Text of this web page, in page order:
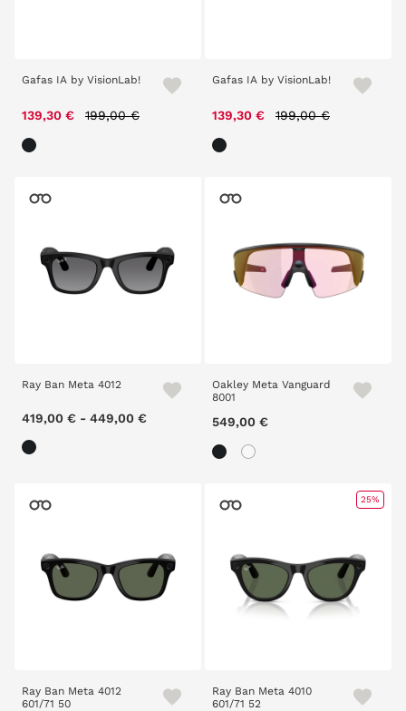
Gafas IA by VisionLab!
139,30 € Price reduced from
199,00 €
Gafas IA by VisionLab!
139,30 € Price reduced from
199,00 €
Ray Ban Meta 4012
419,00 € - 449,00 €
Oakley Meta Vanguard
8001
549,00 €
Ray Ban Meta 4012
601/71 50
Ray Ban Meta 4010
601/71 52
25%